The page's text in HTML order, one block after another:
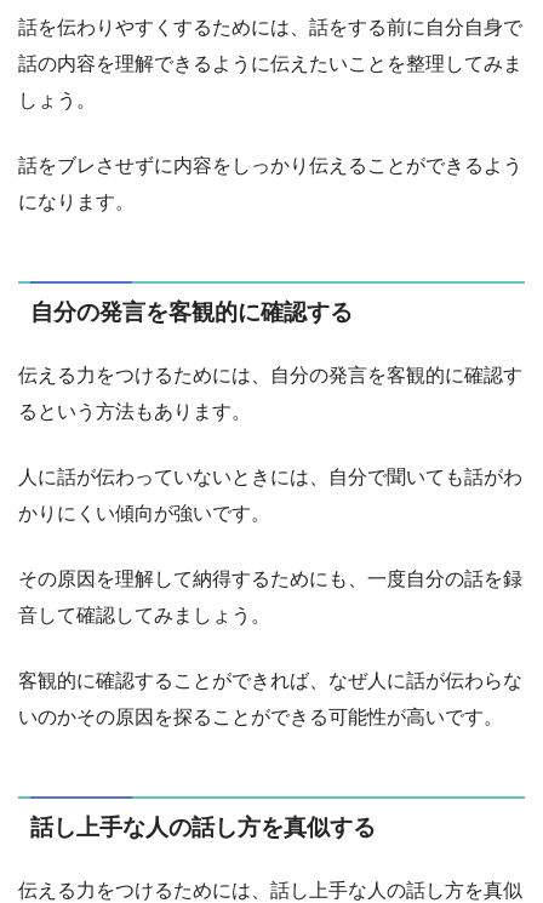
話を伝わりやすくするためには、話をする前に自分自身で
話の内容を理解できるように伝えたいことを整理してみま
しょう。
話をブレさせずに内容をしっかり伝えることができるよう
になります。
自分の発言を客観的に確認する
伝える力をつけるためには、自分の発言を客観的に確認す
るという方法もあります。
人に話が伝わっていないときには、自分で聞いても話がわ
かりにくい傾向が強いです。
その原因を理解して納得するためにも、一度自分の話を録
音して確認してみましょう。
客観的に確認することができれば、なぜ人に話が伝わらな
いのかその原因を探ることができる可能性が高いです。
話し上手な人の話し方を真似する
伝える力をつけるためには、話し上手な人の話し方を真似